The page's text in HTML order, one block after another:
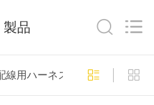
ワイヤ
18
製品
線用ハーネス